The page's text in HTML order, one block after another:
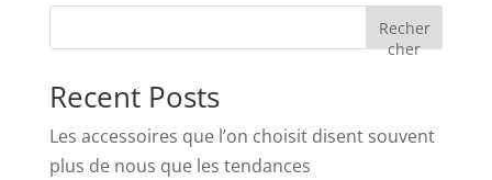
Recher
cher
Recent Posts
Les accessoires que l’on choisit disent souvent
plus de nous que les tendances